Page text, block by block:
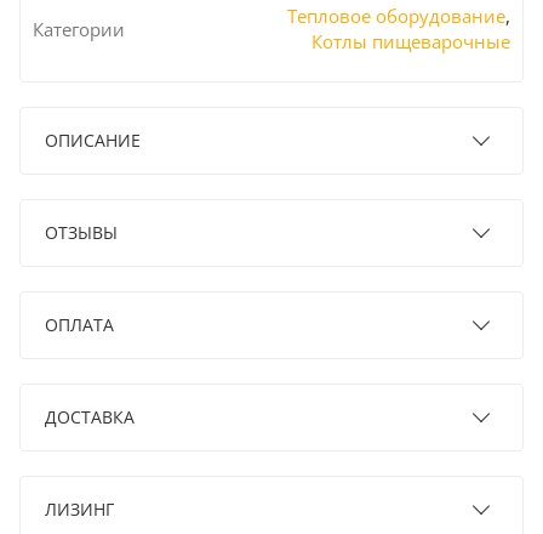
Категории
Тепловое оборудование,
Котлы пищеварочные
ОПИСАНИЕ
ОТЗЫВЫ
ОПЛАТА
ДОСТАВКА
ЛИЗИНГ